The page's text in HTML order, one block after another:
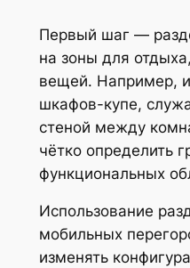
Первый шаг —
на зоны для
вещей. Например,
шкафов-купе,
стеной между
чётко определить
функциональных
Использование
мобильных
изменять